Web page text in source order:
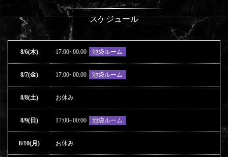
スケジュール
8/6(木)
8/7(金)
8/8(土)
8/9(日)
8/10(月)
17:00~00:00 池袋ルーム
17:00~00:00 池袋ルーム
お休み
17:00~00:00 池袋ルーム
お休み